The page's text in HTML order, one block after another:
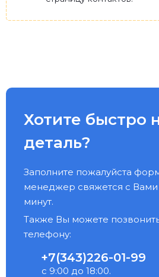
Хотите быстро
деталь?
Заполните пожалуйста
менеджер свяжется с Вами
минут.
Также Вы можете
телефону:
+7(343)226-01-99
с 9:00 до 18:00.